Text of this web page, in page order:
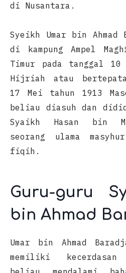
di Nusantara.
Syeikh Umar bin
di kampung Ampel
Timur pada tanggal 10
Hijriah atau
17 Mei tahun 1913
beliau diasuh dan
Syaikh Hasan bin
seorang ulama
fiqih.
Guru-guru
bin Ahmad
Umar bin Ahmad
memiliki